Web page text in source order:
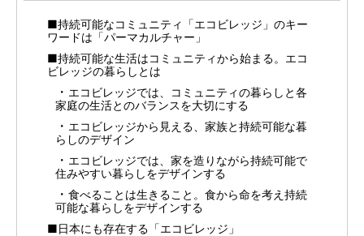
■持続可能なコミュニティ「エコビレッジ」のキー
ワードは「パーマカルチャー」
■持続可能な生活はコミュニティから始まる。エコ
ビレッジの暮らしとは
エコビレッジでは、コミュニティの暮らしと各
家庭の生活とのバランスを大切にする
エコビレッジから見える、家族と持続可能な暮
らしのデザイン
エコビレッジでは、家を造りながら持続可能で
住みやすい暮らしをデザインする
食べることは生きること。食から命を考え持続
可能な暮らしをデザインする
■日本にも存在する「エコビレッジ」